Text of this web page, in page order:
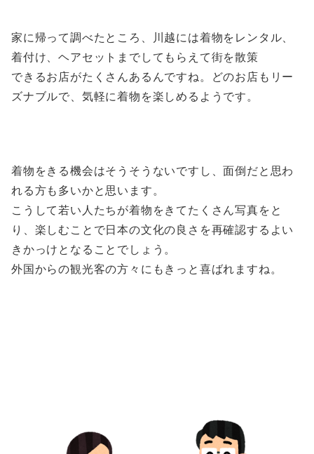
家に帰って調べたところ、川越には着物をレンタル、
着付け、ヘアセットまでしてもらえて街を散策
できるお店がたくさんあるんですね。どのお店もリー
ズナブルで、気軽に着物を楽しめるようです。
着物をきる機会はそうそうないですし、面倒だと思わ
れる方も多いかと思います。
こうして若い人たちが着物をきてたくさん写真をと
り、楽しむことで日本の文化の良さを再確認するよい
きかっけとなることでしょう。
外国からの観光客の方々にもきっと喜ばれますね。